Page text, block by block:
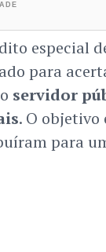
especial
para
servidor
. O objetivo
para